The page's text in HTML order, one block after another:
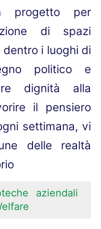
progetto per
di spazi
i luoghi di
politico e
dignità alla
il pensiero
settimana, vi
delle realtà
aziendali